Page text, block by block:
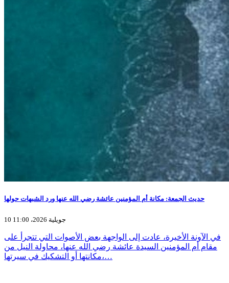
حديث الجمعة: مكانة أم المؤمنين عائشة رضي الله عنها ورد الشبهات حولها
10 جويلية 2026، 11:00
في الآونة الأخيرة، عادت إلى الواجهة بعض الأصوات التي تتجرأ على
مقام أم المؤمنين السيدة عائشة رضي الله عنها، محاولة النيل من
مكانتها أو التشكيك في سيرتها،…